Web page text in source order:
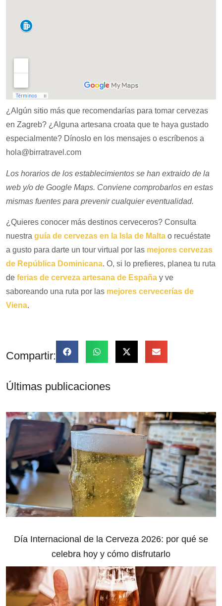
¿Algún sitio más que recomendarías para tomar cervezas
en Zagreb? ¿Alguna artesana croata que te haya gustado
especialmente? Dínoslo en los mensajes o escríbenos a
hola@birratravel.com
Los horarios de los establecimientos se han extraido de la
web y/o de Google Maps. Conviene comprobarlos en estas
mismas fuentes para prevenir cualquier eventualidad.
¿Quieres conocer más destinos cerveceros? Consulta
nuestra guía de cervezas en la Isla de Malta o recuéstate
a gusto para darte un tour virtual por las mejores cervezas
de República Dominicana. O, si lo prefieres, planea tu ruta
de ferias de cerveza artesana de España y ve
saboreando una ruta por las mejores cervecerías de
Viena.
Compartir:
Últimas publicaciones
Día Internacional de la Cerveza 2026: por qué se
celebra hoy y cómo disfrutarlo